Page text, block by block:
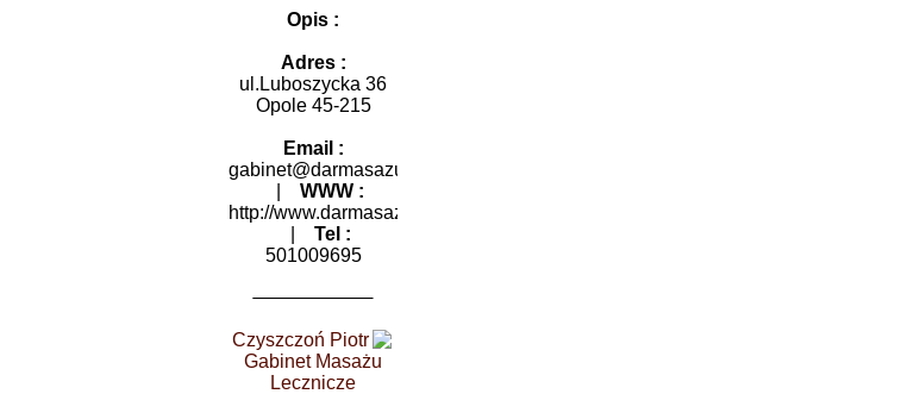
Opis :
Adres :
ul.Luboszycka 36
Opole 45-215
Email :
gabinet@darmasazu.pl
WWW :
http://www.darmasazu.pl
Tel :
501009695
Czyszczoń Piotr
Gabinet Masażu
Lecznicze